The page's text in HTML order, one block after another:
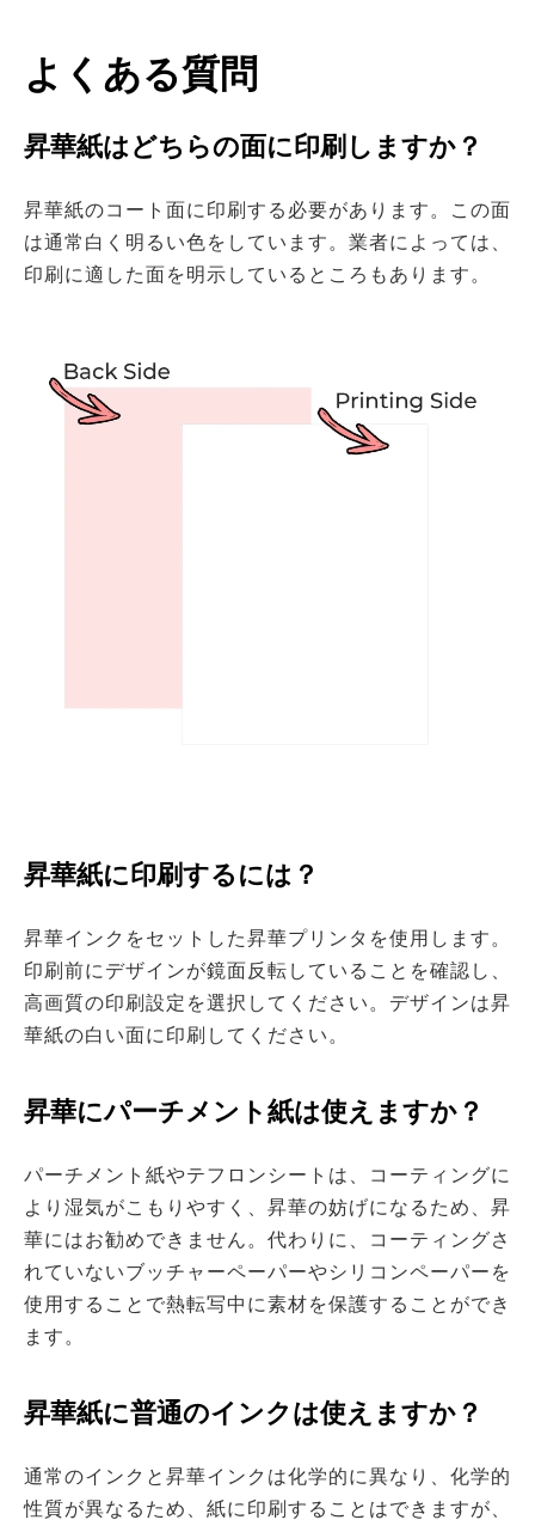
よくある質問
昇華紙はどちらの面に印刷しますか？
昇華紙のコート面に印刷する必要があります。この面
は通常白く明るい色をしています。業者によっては、
印刷に適した面を明示しているところもあります。
昇華紙に印刷するには？
昇華インクをセットした昇華プリンタを使用します。
印刷前にデザインが鏡面反転していることを確認し、
高画質の印刷設定を選択してください。デザインは昇
華紙の白い面に印刷してください。
昇華にパーチメント紙は使えますか？
パーチメント紙やテフロンシートは、コーティングに
より湿気がこもりやすく、昇華の妨げになるため、昇
華にはお勧めできません。代わりに、コーティングさ
れていないブッチャーペーパーやシリコンペーパーを
使用することで熱転写中に素材を保護することができ
ます。
昇華紙に普通のインクは使えますか？
通常のインクと昇華インクは化学的に異なり、化学的
性質が異なるため、紙に印刷することはできますが、